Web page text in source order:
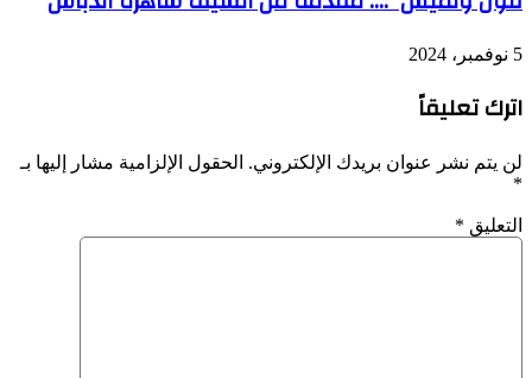
5 نوفمبر، 2024
اترك تعليقاً
لن يتم نشر عنوان بريدك الإلكتروني. الحقول الإلزامية مشار إليها بـ
*
التعليق *